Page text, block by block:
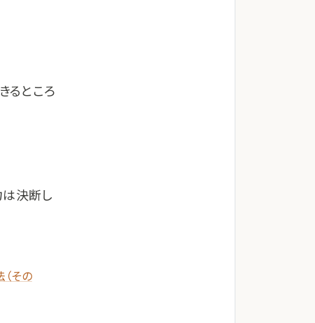
るところ
は決断し
その